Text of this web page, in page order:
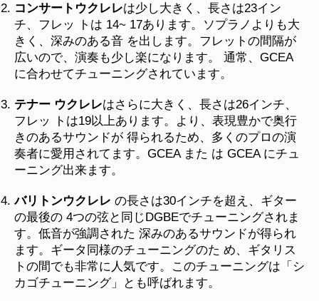
コンサートウクレレは少し大きく、長さは23イン
チ、フレッ トは 14~ 17あります。ソプラノよりも大
きく、深みのある音 を出します。フレットの間隔が
広いので、演奏も少し楽になります。 通常、GCEA
に合わせてチューニングされています。
テナー ウクレレはさらに大きく、長さは26インチ、
フレッ トは19以上あります。より、表現豊かで奥行
きのあるサウンドが 得られるため、多くのプロの演
奏者に愛用されてます。GCEA また は GCEA にチュ
ーニング出来ます。
バリトンウクレレ の長さは30インチを超え、ギター
の最後の 4つの弦と同じDGBEでチューニングされま
す。低音が強調された 深みのあるサウンドが得られ
ます。ギータ同様のチューニングのた め、ギタリス
トの間でも非常に人気です。このチューニングは「シ
カゴチューニング」とも呼ばれます。